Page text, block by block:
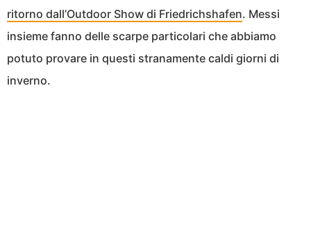
ritorno dall’Outdoor Show di Friedrichshafen. Messi
insieme fanno delle scarpe particolari che abbiamo
potuto provare in questi stranamente caldi giorni di
inverno.